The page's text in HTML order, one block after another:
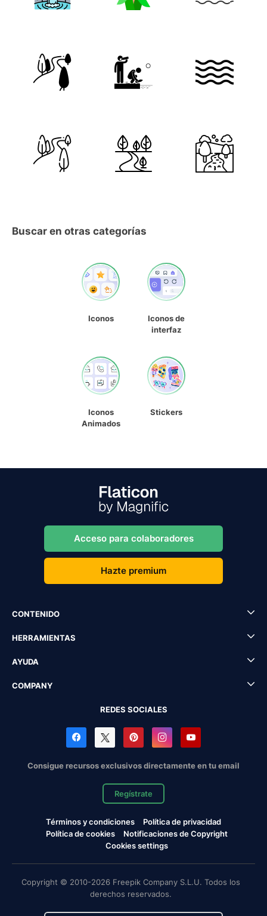
Buscar en otras categorías
Iconos
Iconos de
interfaz
Iconos
Animados
Stickers
Acceso para colaboradores
Hazte premium
CONTENIDO
HERRAMIENTAS
AYUDA
COMPANY
REDES SOCIALES
Consigue recursos exclusivos directamente en tu email
Regístrate
Términos y condiciones
Política de privacidad
Política de cookies
Notificaciones de Copyright
Cookies settings
Copyright © 2010-2026 Freepik Company S.L.U. Todos los
derechos reservados.